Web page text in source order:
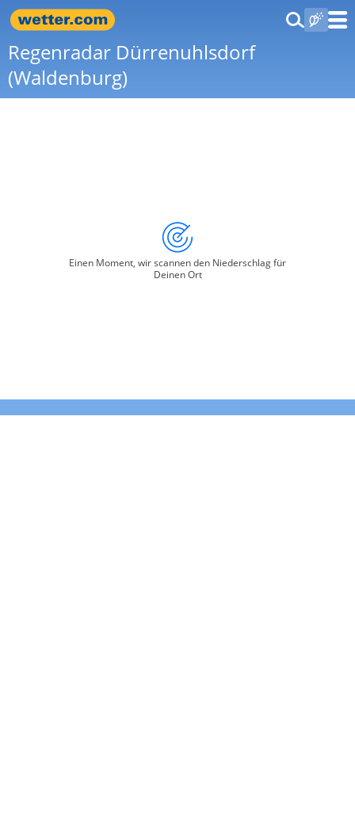
Regenradar Dürrenuhlsdorf
(Waldenburg)
Einen Moment, wir scannen den Niederschlag für
Deinen Ort